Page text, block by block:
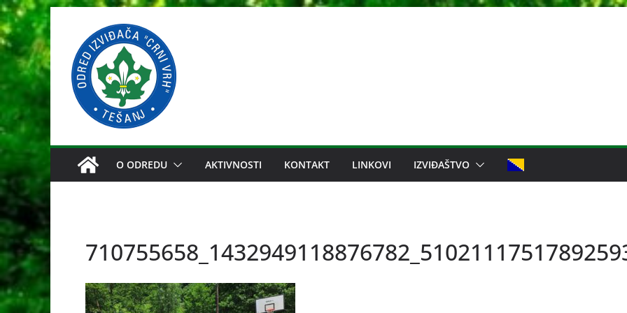
Skip
to
content
O ODREDU AKTIVNOSTI KONTAKT LINKOVI IZVIĐAŠTVO